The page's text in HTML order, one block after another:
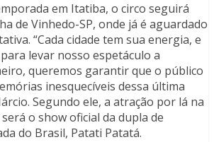
em Itatiba, o circo seguirá
de Vinhedo-SP, onde já é aguardado
“Cada cidade tem sua energia, e
levar nosso espetáculo a
queremos garantir que o público
inesquecíveis dessa última
Segundo ele, a atração por lá na
o show oficial da dupla de
do Brasil, Patati Patatá.